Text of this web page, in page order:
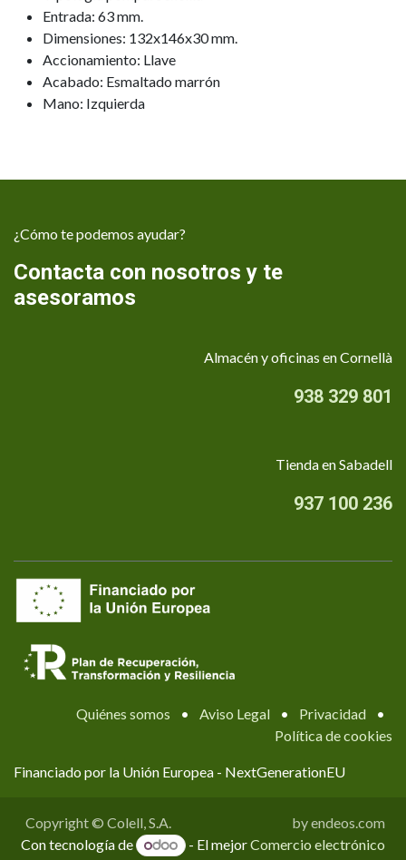
Entrada: 63 mm.
Dimensiones: 132x146x30 mm.
Accionamiento: Llave
Acabado: Esmaltado marrón
Mano: Izquierda
¿Cómo te podemos ayudar?
Contacta con nosotros y te
asesoramos
Almacén y oficinas en Cornellà
938 329 801
Tienda en Sabadell
937 100 236
Quiénes somos • Aviso Legal • Privacidad
•
Política de cookies
Financiado por la Unión Europea - NextGenerationEU
Copyright © Colell, S.A.
by endeos.com
Con tecnología de
- El mejorComercio electrónico